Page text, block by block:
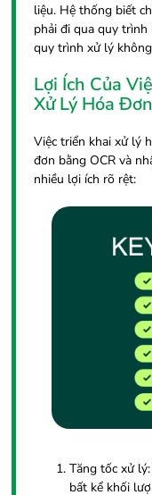
liệu. Hệ thống biết
phải đi qua quy
quy trình xử lý
Lợi Ích Của
Xử Lý Hóa Đơn
Việc triển khai xử lý
đơn bằng OCR và
nhiều lợi ích rõ rệt:
Tăng tốc xử
bất kể khối